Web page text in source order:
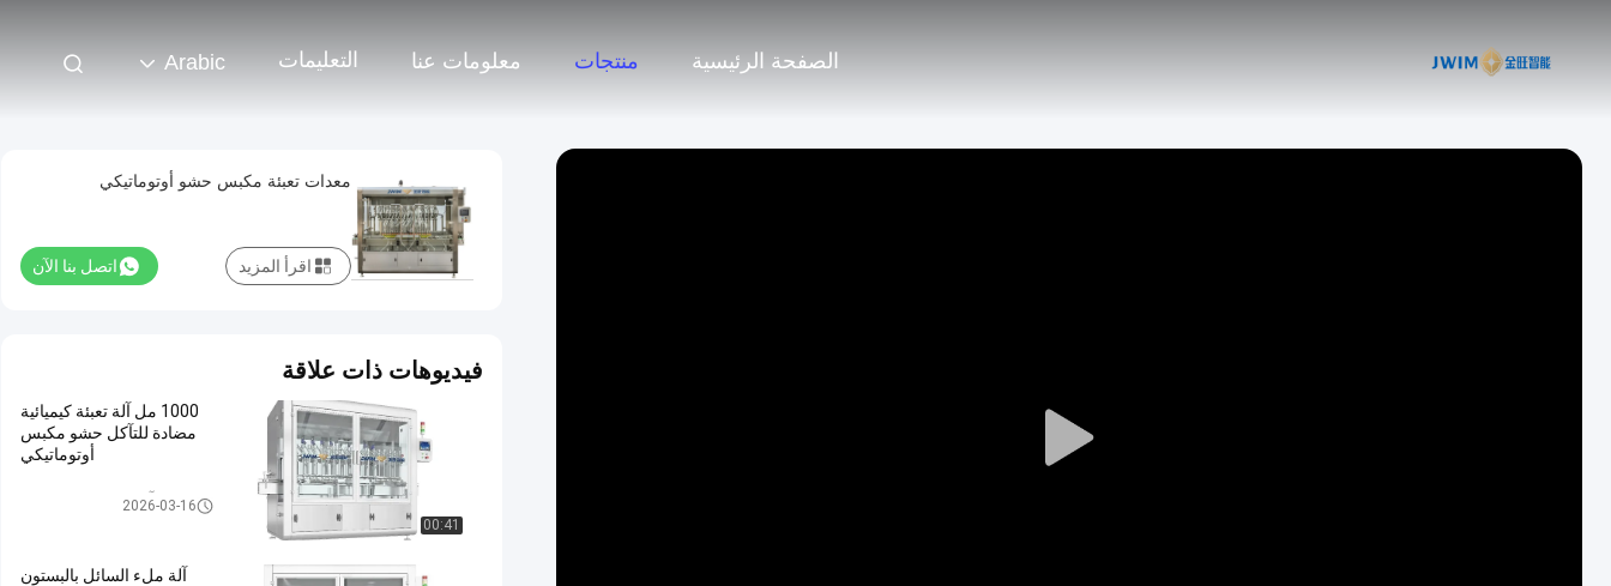
الصفحة الرئيسية منتجات معلومات عنا التعليمات Arabic
Play
معدات تعبئة مكبس حشو أوتوماتيكي
اتصل بنا الآن اقرأ المزيد
فيديوهات ذات علاقة
00:41
1000 مل آلة تعبئة كيميائية
مضادة للتآكل حشو مكبس
أوتوماتيكي
آلة تعبئة سائل المكبس2026-03-16
آلة ملء السائل بالبستون